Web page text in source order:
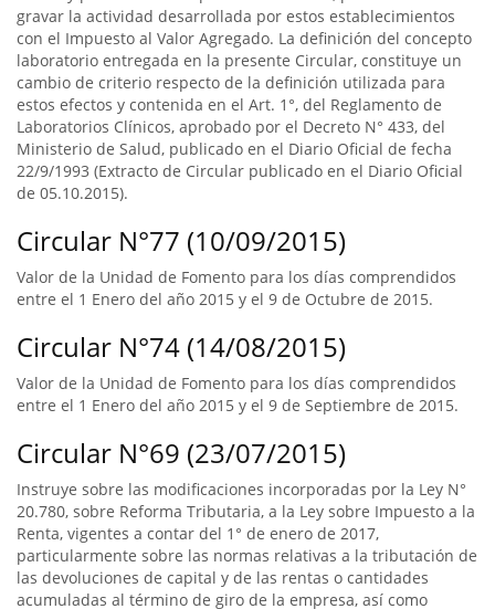
gravar la actividad desarrollada por estos establecimientos
con el Impuesto al Valor Agregado. La definición del concepto
laboratorio entregada en la presente Circular, constituye un
cambio de criterio respecto de la definición utilizada para
estos efectos y contenida en el Art. 1°, del Reglamento de
Laboratorios Clínicos, aprobado por el Decreto N° 433, del
Ministerio de Salud, publicado en el Diario Oficial de fecha
22/9/1993 (Extracto de Circular publicado en el Diario Oficial
de 05.10.2015).
Circular N°77 (10/09/2015)
Valor de la Unidad de Fomento para los días comprendidos
entre el 1 Enero del año 2015 y el 9 de Octubre de 2015.
Circular N°74 (14/08/2015)
Valor de la Unidad de Fomento para los días comprendidos
entre el 1 Enero del año 2015 y el 9 de Septiembre de 2015.
Circular N°69 (23/07/2015)
Instruye sobre las modificaciones incorporadas por la Ley N°
20.780, sobre Reforma Tributaria, a la Ley sobre Impuesto a la
Renta, vigentes a contar del 1° de enero de 2017,
particularmente sobre las normas relativas a la tributación de
las devoluciones de capital y de las rentas o cantidades
acumuladas al término de giro de la empresa, así como